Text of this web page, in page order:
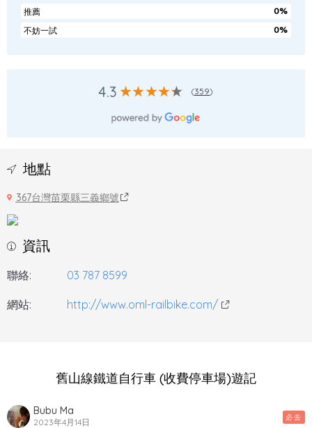
推薦
0%
不妨一試
0%
4.3 (359)
地點
367台灣苗栗縣三義鄉號
資訊
聯絡: 03 787 8599
網站: http://www.oml-railbike.com/
舊山線鐵道自行車 (收費停車場)遊記
Bubu Ma
2023年4月14日 必去